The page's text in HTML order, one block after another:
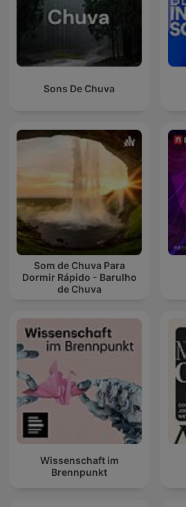
Sons De Chuva
Som de Chuva Para
Dormir Rápido - Barulho
de Chuva
Wissenschaft im
Brennpunkt